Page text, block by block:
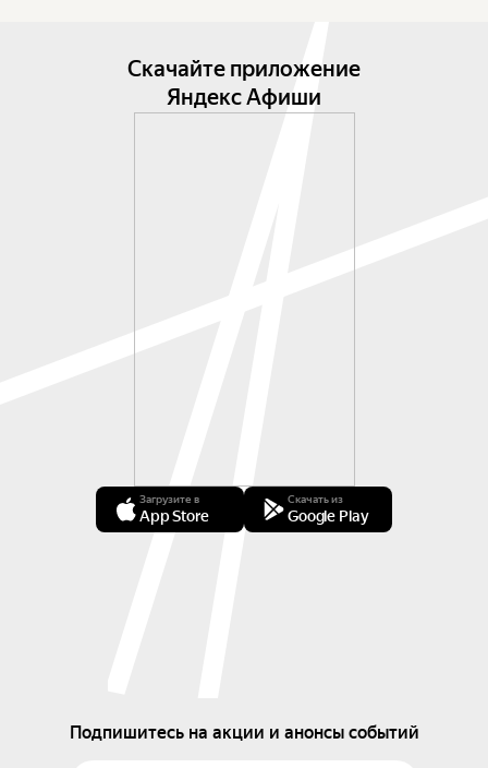
Скачайте приложение
Яндекс Афиши
Загрузите в
App Store
Скачать из
Google Play
Подпишитесь на акции и анонсы событий